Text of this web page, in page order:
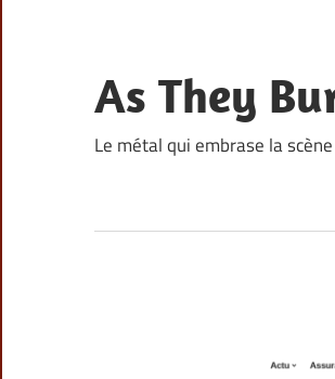
content
As They
Le métal qui embrase la scène